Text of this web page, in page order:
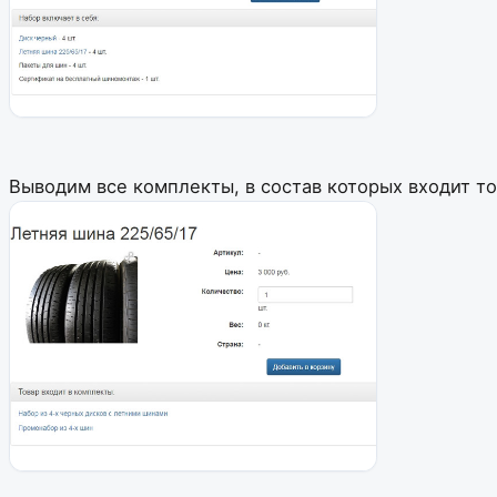
Выводим все комплекты, в состав которых входит